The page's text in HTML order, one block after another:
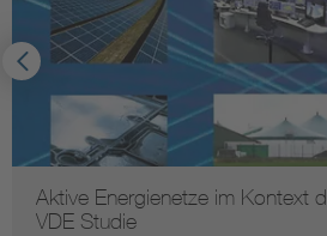
Aktive Energienetze im Kontext
VDE Studie